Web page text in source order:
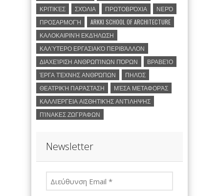
ΚΡΙΤΙΚΈΣ
ΣΧΌΛΙΑ ΠΡΩΤΟΒΡΌΧΙΑ
ΝΕΡΌ
ΠΡΟΣΑΡΜΟΓΉ
ARKKI SCHOOL OF ARCHITECTURE
ΚΑΛΟΚΑΙΡΙΝΉ ΕΚΔΉΛΩΣΗ
ΚΑΛΎΤΕΡΟ ΕΡΓΑΣΙΑΚΌ ΠΕΡΙΒΆΛΛΟΝ
ΔΙΑΧΕΊΡΙΣΗ ΑΝΘΡΩΠΊΝΩΝ ΠΌΡΩΝ
ΒΡΑΒΕΊΟ
ΈΡΓΑ ΤΈΧΝΗΣ ΑΝΘΡΏΠΩΝ
ΠΗΛΌΣ
ΘΕΑΤΡΙΚΉ ΠΑΡΆΣΤΑΣΗ
ΜΈΣΑ ΜΕΤΑΦΟΡΆΣ
ΚΑΛΛΙΈΡΓΕΙΑ ΑΙΣΘΗΤΙΚΉΣ ΑΝΤΊΛΗΨΗΣ
ΠΊΝΑΚΕΣ ΖΩΓΡΆΦΩΝ
Newsletter